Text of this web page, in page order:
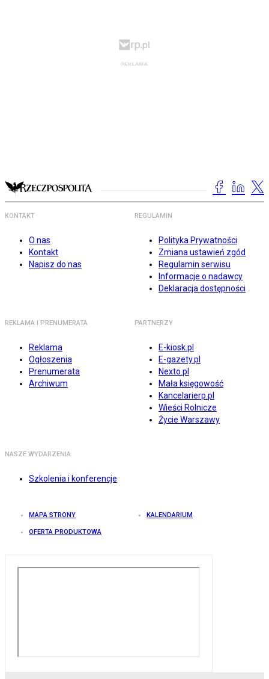
KONTAKT
O nas
Kontakt
Napisz do nas
REGULAMIN
Polityka Prywatności
Zmiana ustawień zgód
Regulamin serwisu
Informacje o nadawcy
Deklaracja dostępności
REKLAMA I PRENUMERATA
Reklama
Ogłoszenia
Prenumerata
Archiwum
PARTNERZY
E-kiosk.pl
E-gazety.pl
Nexto.pl
Mała księgowość
Kancelarierp.pl
Wieści Rolnicze
Życie Warszawy
NASZE WYDARZENIA
Szkolenia i konferencje
MAPA STRONY KALENDARIUM
OFERTA PRODUKTOWA